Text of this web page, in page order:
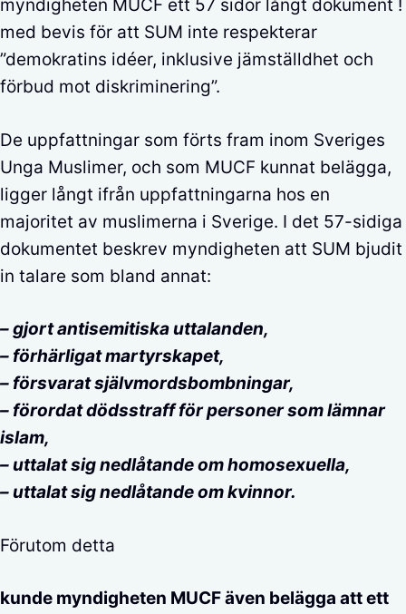
myndigheten MUCF ett 57 sidor långt dokument !
med bevis för att SUM inte respekterar
”demokratins idéer, inklusive jämställdhet och
förbud mot diskriminering”.
De uppfattningar som förts fram inom Sveriges
Unga Muslimer, och som MUCF kunnat belägga,
ligger långt ifrån uppfattningarna hos en
majoritet av muslimerna i Sverige. I det 57-sidiga
dokumentet beskrev myndigheten att SUM bjudit
in talare som bland annat:
– gjort antisemitiska uttalanden,
– förhärligat martyrskapet,
– försvarat självmordsbombningar,
– förordat dödsstraff för personer som lämnar
islam,
– uttalat sig nedlåtande om homosexuella,
– uttalat sig nedlåtande om kvinnor.
Förutom detta
kunde myndigheten MUCF även belägga att ett